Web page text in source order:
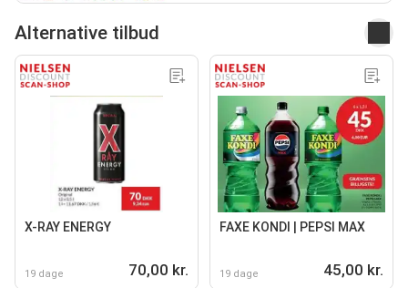
Alternative tilbud
X-RAY ENERGY
19 dage 70,00 kr.
FAXE KONDI | PEPSI MAX
19 dage 45,00 kr.